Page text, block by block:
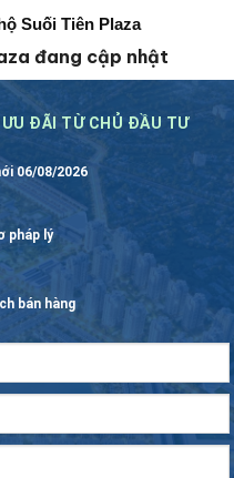
Suối Tiên Plaza
đang cập nhật
ƯU ĐÃI TỪ CHỦ ĐẦU TƯ
06/08/2026
pháp lý
bán hàng